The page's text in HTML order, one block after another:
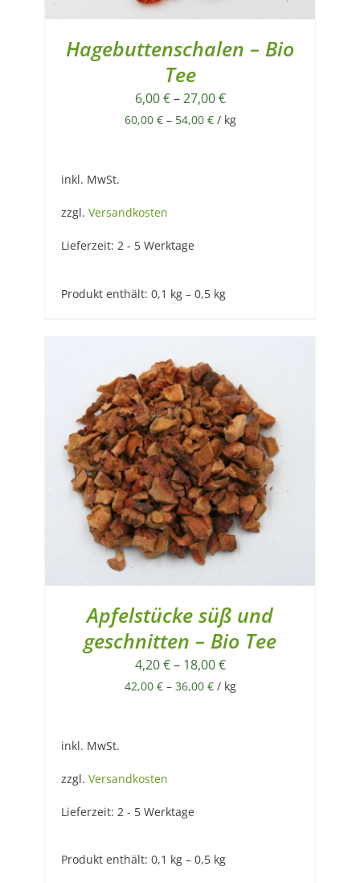
Hagebuttenschalen – Bio
Tee
6,00€–27,00€
60,00 €– 54,00 €/ kg
inkl. MwSt.
zzgl. Versandkosten
Lieferzeit: 2 - 5 Werktage
Produkt enthält: 0,1 kg – 0,5 kg
Apfelstücke süß und
geschnitten – Bio Tee
4,20€– 18,00€
42,00 €– 36,00 €/ kg
inkl. MwSt.
zzgl. Versandkosten
Lieferzeit: 2 - 5 Werktage
Produkt enthält: 0,1 kg – 0,5 kg